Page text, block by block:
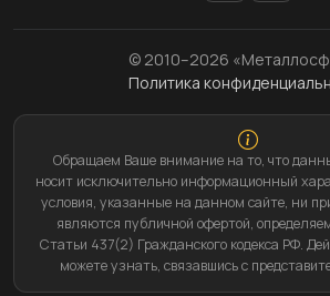
© 2010–2026
Политика
Обращаем Ваше внимание на то, что
носит исключительно информационный
условия, указанные на данном сайте, ни
являются публичной офертой,
Статьи 437(2) Гражданского кодекса РФ.
можете узнать, связавшись с